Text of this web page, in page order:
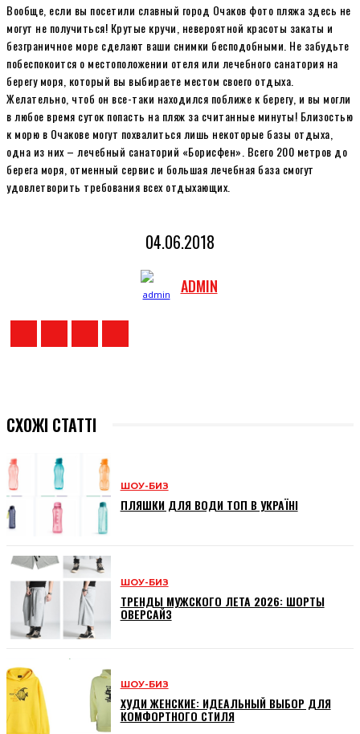
Вообще, если вы посетили славный город Очаков фото пляжа здесь не
могут не получиться! Крутые кручи, невероятной красоты закаты и
безграничное море сделают ваши снимки бесподобными. Не забудьте
побеспокоится о местоположении отеля или лечебного санатория на
берегу моря, который вы выбираете местом своего отдыха.
Желательно, чтоб он все-таки находился поближе к берегу, и вы могли
в любое время суток попасть на пляж за считанные минуты! Близостью
к морю в Очакове могут похвалиться лишь некоторые базы отдыха,
одна из них – лечебный санаторий «Борисфен». Всего 200 метров до
берега моря, отменный сервис и большая лечебная база смогут
удовлетворить требования всех отдыхающих.
04.06.2018
ADMIN
СХОЖІ СТАТТІ
ШОУ-БИЗ
ПЛЯШКИ ДЛЯ ВОДИ ТОП В УКРАЇНІ
ШОУ-БИЗ
ТРЕНДЫ МУЖСКОГО ЛЕТА 2026: ШОРТЫ
ОВЕРСАЙЗ
ШОУ-БИЗ
ХУДИ ЖЕНСКИЕ: ИДЕАЛЬНЫЙ ВЫБОР ДЛЯ
КОМФОРТНОГО СТИЛЯ